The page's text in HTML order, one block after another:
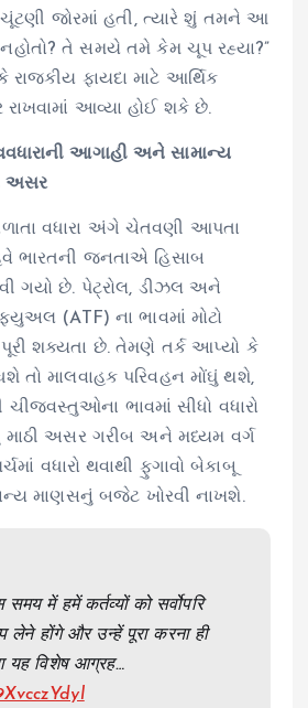
ચૂંટણી જોરમાં હતી, ત્યારે શું તમને આ
નહોતો? તે સમયે તમે કેમ ચૂપ રહ્યા?”
ફાયદા માટે આર્થિક
આવ્યા હોઈ શકે છે.
આગાહી અને સામાન્ય
અસર
વધારા અંગે ચેતવણી આપતા
જનતાએ હિસાબ
ગયો છે. પેટ્રોલ, ડીઝલ અને
(ATF) ના ભાવમાં મોટો
શક્યતા છે. તેમણે તર્ક આપ્યો કે
તો માલવાહક પરિવહન મોંઘું થશે,
ભાવમાં સીધો વધારો
અસર ગરીબ અને મધ્યમ વર્ગ
વધારો થવાથી ફુગાવો બેકાબૂ
માણસનું બજેટ ખોરવી નાખશે.
में हमें कर्तव्यों को सर्वोपरि
होंगे और उन्हें पूरा करना ही
यह विशेष आग्रह…